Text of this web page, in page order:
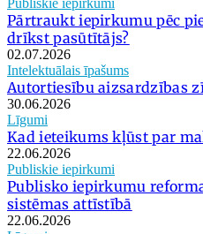
Pārtraukt iepirkumu pēc
drīkst pasūtītājs?
02.07.2026
Intelektuālais īpašums
Autortiesību aizsardzības
30.06.2026
Līgumi
Kad ieteikums kļūst par
22.06.2026
Publiskie iepirkumi
Publisko iepirkumu
sistēmas attīstībā
22.06.2026